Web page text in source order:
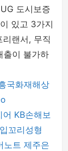
도시보증
있고 3가지
랜서, 무직
출이 불가하
국화재해상
어 KB손해보
입꼬리성형
노트 제주은